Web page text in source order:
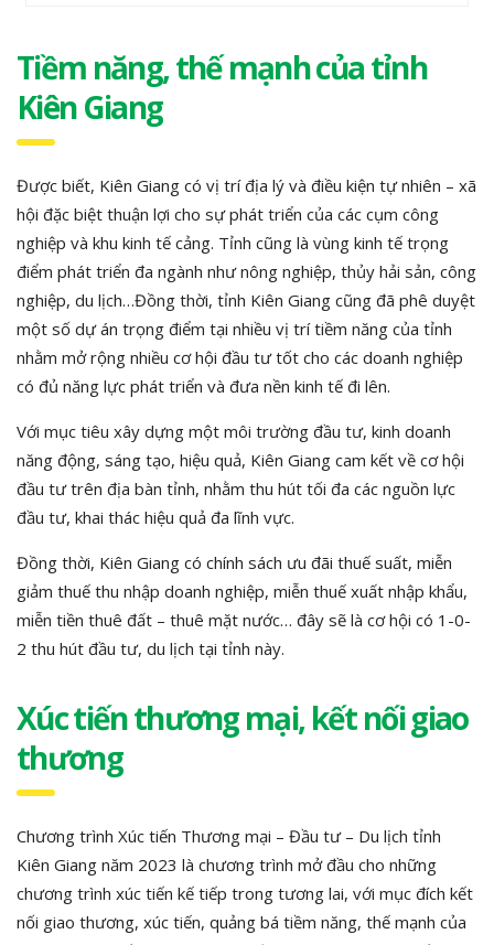
Tiềm năng, thế mạnh của tỉnh
Kiên Giang
Được biết, Kiên Giang có vị trí địa lý và điều kiện tự nhiên – xã
hội đặc biệt thuận lợi cho sự phát triển của các cụm công
nghiệp và khu kinh tế cảng. Tỉnh cũng là vùng kinh tế trọng
điểm phát triển đa ngành như nông nghiệp, thủy hải sản, công
nghiệp, du lịch…Đồng thời, tỉnh Kiên Giang cũng đã phê duyệt
một số dự án trọng điểm tại nhiều vị trí tiềm năng của tỉnh
nhằm mở rộng nhiều cơ hội đầu tư tốt cho các doanh nghiệp
có đủ năng lực phát triển và đưa nền kinh tế đi lên.
Với mục tiêu xây dựng một môi trường đầu tư, kinh doanh
năng động, sáng tạo, hiệu quả, Kiên Giang cam kết về cơ hội
đầu tư trên địa bàn tỉnh, nhằm thu hút tối đa các nguồn lực
đầu tư, khai thác hiệu quả đa lĩnh vực.
Đồng thời, Kiên Giang có chính sách ưu đãi thuế suất, miễn
giảm thuế thu nhập doanh nghiệp, miễn thuế xuất nhập khẩu,
miễn tiền thuê đất – thuê mặt nước… đây sẽ là cơ hội có 1-0-
2 thu hút đầu tư, du lịch tại tỉnh này.
Xúc tiến thương mại, kết nối giao
thương
Chương trình Xúc tiến Thương mại – Đầu tư – Du lịch tỉnh
Kiên Giang năm 2023 là chương trình mở đầu cho những
chương trình xúc tiến kế tiếp trong tương lai, với mục đích kết
nối giao thương, xúc tiến, quảng bá tiềm năng, thế mạnh của